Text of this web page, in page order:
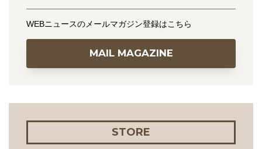
WEBニュースのメールマガジン登録はこちら
MAIL MAGAZINE
STORE